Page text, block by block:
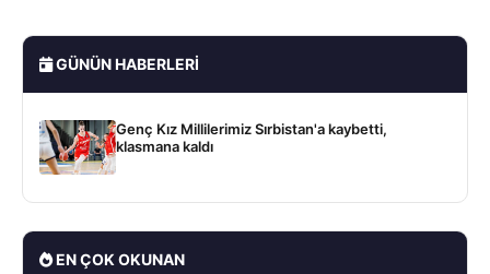
GÜNÜN HABERLERI
Genç Kız Millilerimiz Sırbistan'a kaybetti,
klasmana kaldı
EN ÇOK OKUNAN